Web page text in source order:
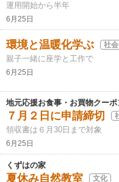
運用開始から半年
6月25日
環境と温暖化学ぶ 社会
親子一緒に座学と工作で
6月25日
地元応援お食事・お買物クーポ
７月２日に申請締切
領収書は６月30日まで対象
6月25日
くずはの家
夏休み自然教室 文化